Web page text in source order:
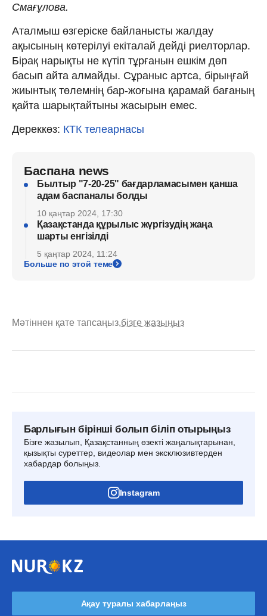
Смағұлова.
Аталмыш өзгеріске байланысты жалдау
ақысының көтерілуі екіталай дейді риелторлар.
Бірақ нарықты не күтіп тұрғанын ешкім дөп
басып айта алмайды. Сұраныс артса, бірыңғай
жиынтық төлемнің бар-жоғына қарамай бағаның
қайта шарықтайтыны жасырын емес.
Дереккөз: КТК телеарнасы
Баспана news
Былтыр "7-20-25" бағдарламасымен қанша
адам баспаналы болды
10 қаңтар 2024, 17:30
Қазақстанда құрылыс жүргізудің жаңа
шарты енгізілді
5 қаңтар 2024, 11:24
Больше по этой теме
Мәтіннен қате тапсаңыз,бізге жазыңыз
Барлығын бірінші болып біліп отырыңыз
Бізге жазылып, Қазақстанның өзекті жаңалықтарынан,
қызықты суреттер, видеолар мен эксклюзивтерден
хабардар болыңыз.
Instagram
Ақау туралы хабарлаңыз